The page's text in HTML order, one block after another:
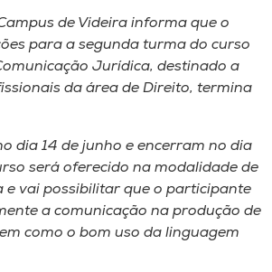
de Videira informa que o
para a segunda turma do curso
Jurídica, destinado a
da área de Direito, termina
dia 14 de junho e encerram no dia
será oferecido na modalidade de
e vai possibilitar que o participante
a comunicação na produção de
como o bom uso da linguagem